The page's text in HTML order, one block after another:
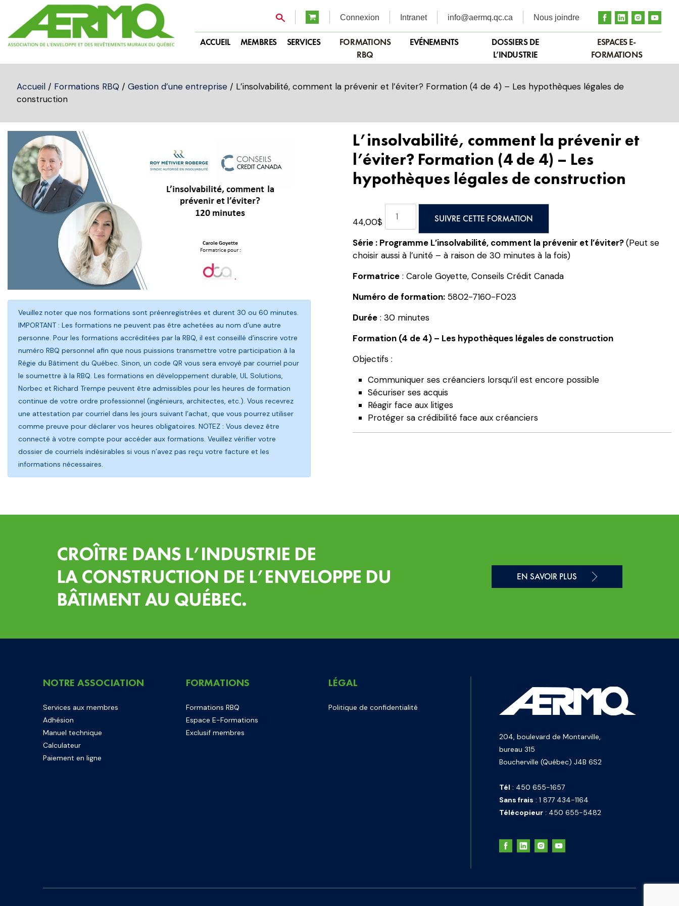
content
Connexion Intranet info@aermq.qc.ca Nous joindre
ACCUEIL MEMBRES SERVICES
FORMATIONS
RBQ
EVÉNEMENTS
DOSSIERS DE
L’INDUSTRIE
ESPACES E-
FORMATIONS
Accueil / Formations RBQ / Gestion d’une entreprise / L’insolvabilité, comment la prévenir et l’éviter? Formation (4 de 4) – Les hypothèques légales de
construction
Veuillez noter que nos formations sont préenregistrées et durent 30 ou 60 minutes.
IMPORTANT : Les formations ne peuvent pas être achetées au nom d’une autre
personne. Pour les formations accréditées par la RBQ, il est conseillé d’inscrire votre
numéro RBQ personnel afin que nous puissions transmettre votre participation à la
Régie du Bâtiment du Québec. Sinon, un code QR vous sera envoyé par courriel pour
le soumettre à la RBQ. Les formations en développement durable, UL Solutions,
Norbec et Richard Trempe peuvent être admissibles pour les heures de formation
continue de votre ordre professionnel (ingénieurs, architectes, etc.). Vous recevrez
une attestation par courriel dans les jours suivant l’achat, que vous pourrez utiliser
comme preuve pour déclarer vos heures obligatoires. NOTEZ : Vous devez être
connecté à votre compte pour accéder aux formations. Veuillez vérifier votre
dossier de courriels indésirables si vous n’avez pas reçu votre facture et les
informations nécessaires.
L’insolvabilité, comment la prévenir et
l’éviter? Formation (4 de 4) – Les
hypothèques légales de construction
44,00$
L’insolvabilité,
comment
la
prévenir
l’éviter?
(4
de
-
hypothèques
légales
de
construction
SUIVRE CETTE FORMATION
Série : Programme L’insolvabilité, comment la prévenir et l’éviter?(Peut se
choisir aussi à l’unité – à raison de 30 minutes à la fois)
Formatrice : Carole Goyette, Conseils Crédit Canada
Numéro de formation: 5802-7160-F023
Durée : 30 minutes
Formation (4 de 4) – Les hypothèques légales de construction
Objectifs :
Communiquer ses créanciers lorsqu’il est encore possible
Sécuriser ses acquis
Réagir face aux litiges
Protéger sa crédibilité face aux créanciers
CROÎTRE DANS L’INDUSTRIE DE
LA CONSTRUCTION DE L’ENVELOPPE DU
BÂTIMENT AU QUÉBEC.
EN SAVOIR PLUS
NOTRE ASSOCIATION
Services aux membres
Adhésion
Manuel technique
Calculateur
Paiement en ligne
FORMATIONS
Formations RBQ
Espace E-Formations
Exclusif membres
LÉGAL
Politique de confidentialité
204, boulevard de Montarville,
bureau 315
Boucherville (Québec) J4B 6S2
Tél : 450 655-1657
Sans frais : 1 877 434-1164
Télécopieur : 450 655-5482